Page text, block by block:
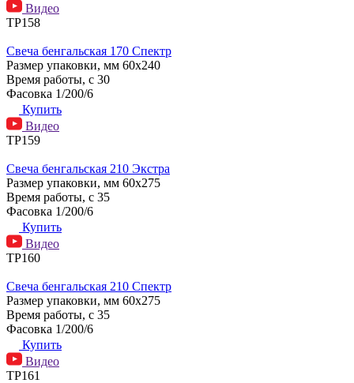
Видео
ТР158
Свеча бенгальская 170 Спектр
Размер упаковки, мм 60х240
Время работы, с 30
Фасовка 1/200/6
Купить
Видео
ТР159
Свеча бенгальская 210 Экстра
Размер упаковки, мм 60х275
Время работы, с 35
Фасовка 1/200/6
Купить
Видео
ТР160
Свеча бенгальская 210 Спектр
Размер упаковки, мм 60х275
Время работы, с 35
Фасовка 1/200/6
Купить
Видео
ТР161